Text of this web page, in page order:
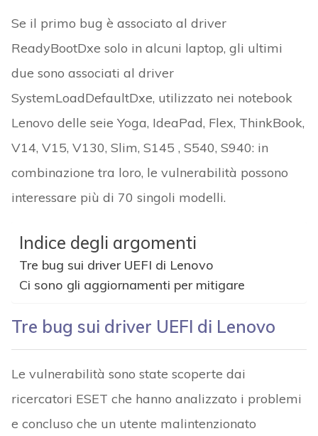
Se il primo bug è associato al driver
ReadyBootDxe solo in alcuni laptop, gli ultimi
due sono associati al driver
SystemLoadDefaultDxe, utilizzato nei notebook
Lenovo delle seie Yoga, IdeaPad, Flex, ThinkBook,
V14, V15, V130, Slim, S145 , S540, S940: in
combinazione tra loro, le vulnerabilità possono
interessare più di 70 singoli modelli.
Indice degli argomenti
Tre bug sui driver UEFI di Lenovo
Ci sono gli aggiornamenti per mitigare
Tre bug sui driver UEFI di Lenovo
Le vulnerabilità sono state scoperte dai
ricercatori ESET che hanno analizzato i problemi
e concluso che un utente malintenzionato